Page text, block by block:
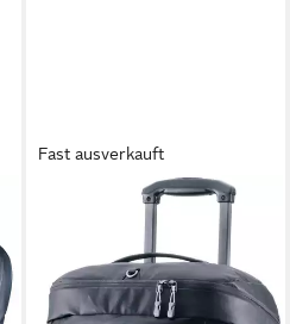
Fast ausverkauft
Reisetasche Duffel Pro Movo
60, mit 60 Liter Volumen, aus
Polyester, breites Format,
hohe Form